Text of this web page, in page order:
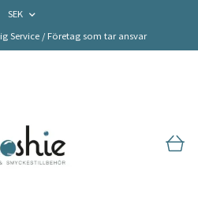
SEK
Service / Företag som tar ansvar